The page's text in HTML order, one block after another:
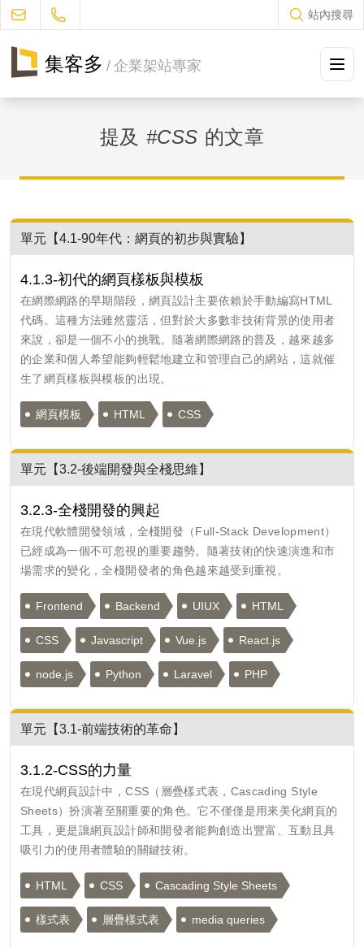
站內搜尋
集客多 / 企業架站專家
設計流程
JUKES部落格
常見問題
聯絡我們
促銷優惠
提及 #CSS 的文章
單元【4.1-90年代：網頁的初步與實驗】
4.1.3-初代的網頁樣板與模板
在網際網路的早期階段，網頁設計主要依賴於手動編寫HTML
代碼。這種方法雖然靈活，但對於大多數非技術背景的使用者
來說，卻是一個不小的挑戰。隨著網際網路的普及，越來越多
的企業和個人希望能夠輕鬆地建立和管理自己的網站，這就催
生了網頁樣板與模板的出現。
網頁模板 HTML CSS
單元【3.2-後端開發與全棧思維】
3.2.3-全棧開發的興起
在現代軟體開發領域，全棧開發（Full-Stack Development）
已經成為一個不可忽視的重要趨勢。隨著技術的快速演進和市
場需求的變化，全棧開發者的角色越來越受到重視。
Frontend Backend UIUX HTML
CSS Javascript Vue.js React.js
node.js Python Laravel PHP
單元【3.1-前端技術的革命】
3.1.2-CSS的力量
在現代網頁設計中，CSS（層疊樣式表，Cascading Style
Sheets）扮演著至關重要的角色。它不僅僅是用來美化網頁的
工具，更是讓網頁設計師和開發者能夠創造出豐富、互動且具
吸引力的使用者體驗的關鍵技術。
HTML CSS Cascading Style Sheets
樣式表 層疊樣式表 media queries